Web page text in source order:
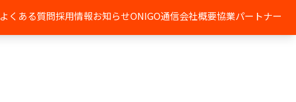
よくある質問採用情報お知らせONIGO通信会社概要協業パートナー